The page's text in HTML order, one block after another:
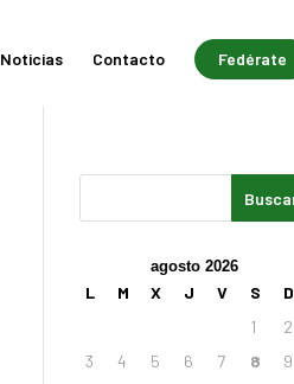
Noticias Contacto Fedérate
agosto 2026
L M X J V S
D
1
2
3
4 5 6 7 8
9